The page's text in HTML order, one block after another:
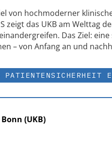
von hochmoderner
zeigt das UKB am Welttag
Das Ziel:
– von Anfang an und
(UKB)